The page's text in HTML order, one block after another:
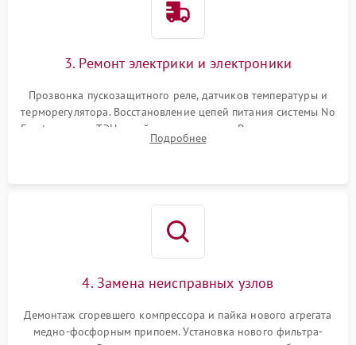
3. Ремонт электрики и электроники
Прозвонка пускозащитного реле, датчиков температуры и
терморегулятора. Восстановление цепей питания системы No
Frost, включая ТЭН оттайки и вентилятор. Ремонт или замена
платы управления при сбоях алгоритмов.
Подробнее
4. Замена неисправных узлов
Демонтаж сгоревшего компрессора и пайка нового агрегата
медно-фосфорным припоем. Установка нового фильтра-